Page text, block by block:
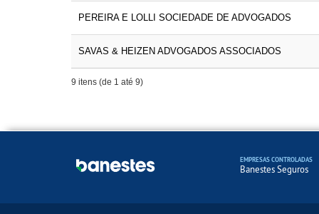
PEREIRA E LOLLI SOCIEDADE DE ADVOGADOS
SAVAS & HEIZEN ADVOGADOS ASSOCIADOS
9 itens (de 1 até 9)
EMPRESAS CONTROLADAS
Banestes Seguros